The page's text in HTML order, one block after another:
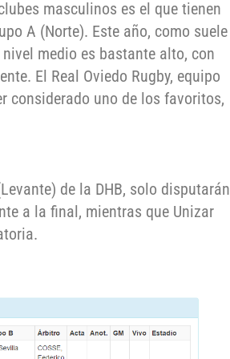
masculinos es el que tienen
A (Norte). Este año, como suele
medio es bastante alto, con
El Real Oviedo Rugby, equipo
considerado uno de los favoritos,
de la DHB, solo disputarán
a la final, mientras que Unizar